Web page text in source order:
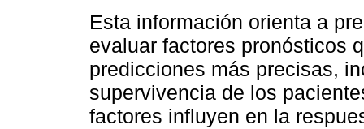
Esta información orienta a
evaluar factores pronósticos
predicciones más precisas,
supervivencia de los
factores influyen en la